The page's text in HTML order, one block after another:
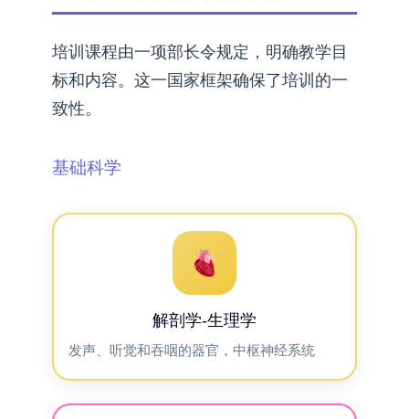
培训课程由一项部长令规定，明确教学目
标和内容。这一国家框架确保了培训的一
致性。
基础科学
解剖学-生理学
发声、听觉和吞咽的器官，中枢神经系统